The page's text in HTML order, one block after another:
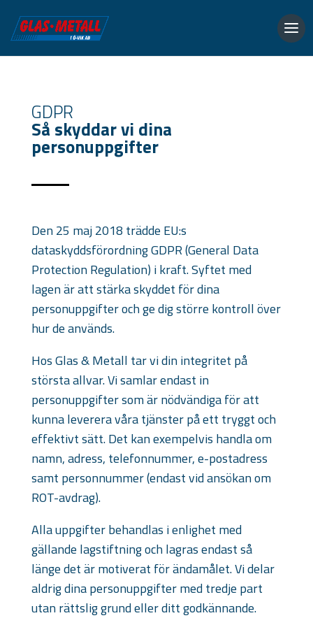
GDPR
Så skyddar vi dina
personuppgifter
Den 25 maj 2018 trädde EU:s
dataskyddsförordning GDPR (General Data
Protection Regulation) i kraft. Syftet med
lagen är att stärka skyddet för dina
personuppgifter och ge dig större kontroll över
hur de används.
Hos Glas & Metall tar vi din integritet på
största allvar. Vi samlar endast in
personuppgifter som är nödvändiga för att
kunna leverera våra tjänster på ett tryggt och
effektivt sätt. Det kan exempelvis handla om
namn, adress, telefonnummer, e-postadress
samt personnummer (endast vid ansökan om
ROT-avdrag).
Alla uppgifter behandlas i enlighet med
gällande lagstiftning och lagras endast så
länge det är motiverat för ändamålet. Vi delar
aldrig dina personuppgifter med tredje part
utan rättslig grund eller ditt godkännande.